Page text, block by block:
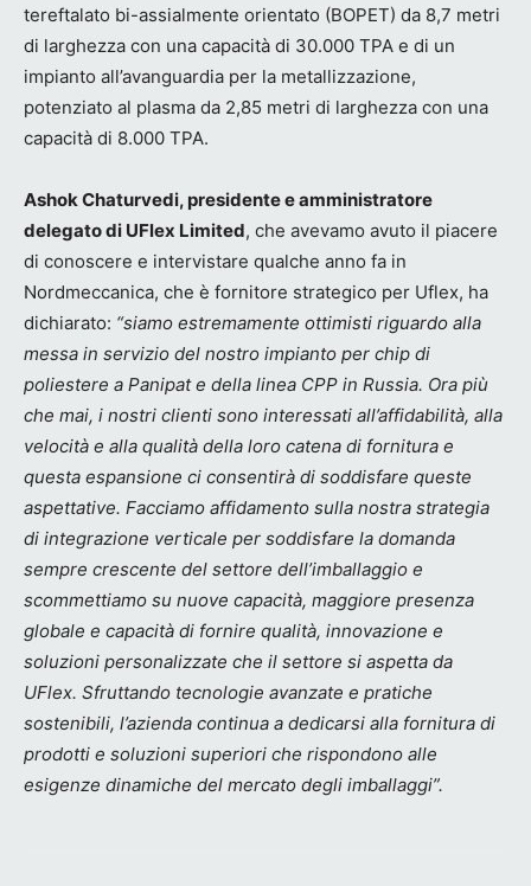
tereftalato bi-assialmente orientato (BOPET) da 8,7 metri
di larghezza con una capacità di 30.000 TPA e di un
impianto all’avanguardia per la metallizzazione,
potenziato al plasma da 2,85 metri di larghezza con una
capacità di 8.000 TPA.
Ashok Chaturvedi, presidente e amministratore
delegato di UFlex Limited, che avevamo avuto il piacere
di conoscere e intervistare qualche anno fa in
Nordmeccanica, che è fornitore strategico per Uflex, ha
dichiarato: “siamo estremamente ottimisti riguardo alla
messa in servizio del nostro impianto per chip di
poliestere a Panipat e della linea CPP in Russia. Ora più
che mai, i nostri clienti sono interessati all’affidabilità, alla
velocità e alla qualità della loro catena di fornitura e
questa espansione ci consentirà di soddisfare queste
aspettative. Facciamo affidamento sulla nostra strategia
di integrazione verticale per soddisfare la domanda
sempre crescente del settore dell’imballaggio e
scommettiamo su nuove capacità, maggiore presenza
globale e capacità di fornire qualità, innovazione e
soluzioni personalizzate che il settore si aspetta da
UFlex. Sfruttando tecnologie avanzate e pratiche
sostenibili, l’azienda continua a dedicarsi alla fornitura di
prodotti e soluzioni superiori che rispondono alle
esigenze dinamiche del mercato degli imballaggi”.